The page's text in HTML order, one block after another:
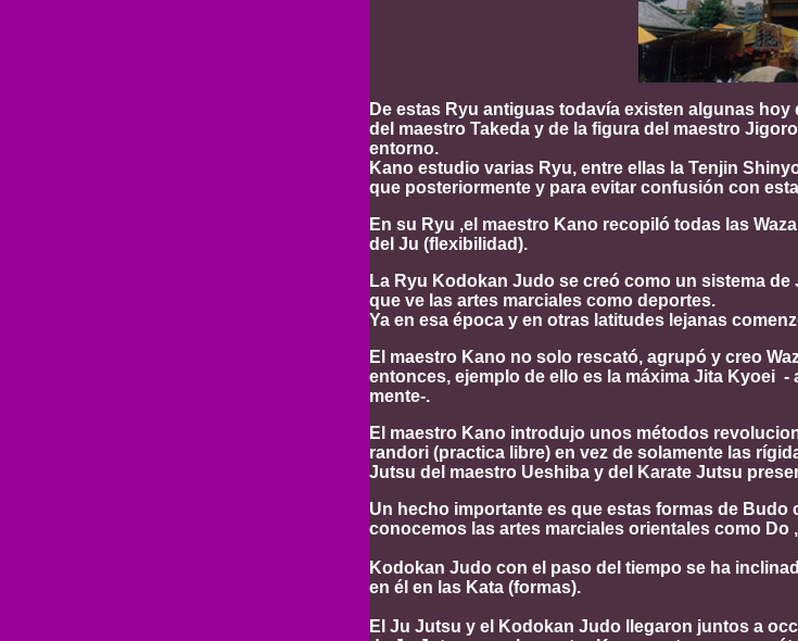
De estas Ryu antiguas todavía existen algunas
del maestro Takeda y de la figura del maestro
entorno.
Kano estudio varias Ryu, entre ellas la Tenjin
que posteriormente y para evitar confusión con
En su Ryu ,el maestro Kano recopiló todas las
del Ju (flexibilidad).
La Ryu Kodokan Judo se creó como un sistema
que ve las artes marciales como deportes.
Ya en esa época y en otras latitudes lejanas
El maestro Kano no solo rescató, agrupó y creo
entonces, ejemplo de ello es la máxima Jita Kyoei
mente-.
El maestro Kano introdujo unos métodos
randori (practica libre) en vez de solamente las
Jutsu del maestro Ueshiba y del Karate Jutsu
Un hecho importante es que estas formas de
conocemos las artes marciales orientales como Do
Kodokan Judo con el paso del tiempo se ha
en él en las Kata (formas).
El Ju Jutsu y el Kodokan Judo llegaron juntos a